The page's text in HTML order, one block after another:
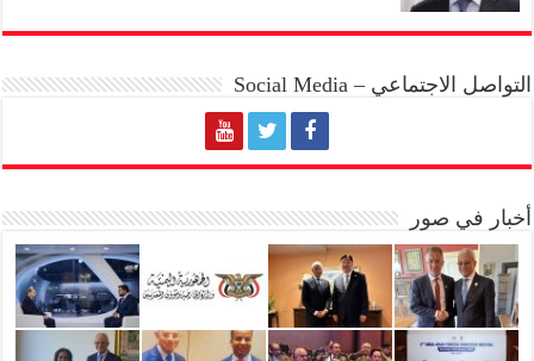
التواصل الاجتماعي – Social Media
أخبار في صور